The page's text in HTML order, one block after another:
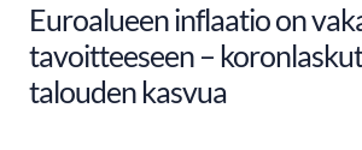
Euroalueen inflaatio on
tavoitteeseen –
talouden kasvua